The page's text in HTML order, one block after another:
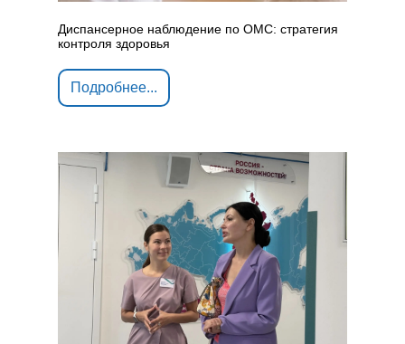
Диспансерное наблюдение по ОМС: стратегия
контроля здоровья
Подробнее...